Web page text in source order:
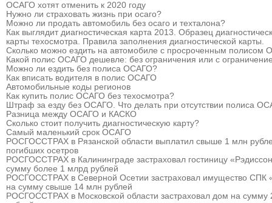
ОСАГО хотят отменить к 2020 году
Нужно ли страховать жизнь при осаго?
Можно ли продать автомобиль без осаго и техталона?
Как выглядит диагностическая карта 2013. Образец
карты техосмотра. Правила заполнения диагностической карты.
Сколько можно ездить на автомобиле с просроченным полисом
Какой полис ОСАГО дешевле: без ограничения или с
Можно ли ездить без полиса ОСАГО?
Как вписать водителя в полис ОСАГО
Автомобильные коды регионов
Как купить полис ОСАГО без техосмотра?
Штраф за езду без ОСАГО. Что делать при отсутствии полиса
Разница между ОСАГО и КАСКО
Сколько стоит получить диагностическую карту?
Самый маленький срок ОСАГО
РОСГОССТРАХ в Рязанской области выплатил свыше 1 млн
погибших осетров
РОСГОССТРАХ в Калининграде застраховал гостиницу
сумму более 1 млрд рублей
РОСГОССТРАХ в Северной Осетии застраховал имущество СПК
на сумму свыше 14 млн рублей
РОСГОССТРАХ в Московской области застраховал дом на сумму